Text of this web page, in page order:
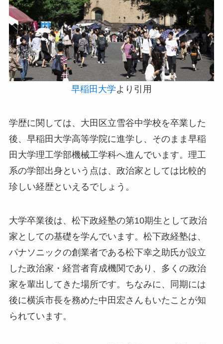
早稲田大学より引用
学歴に関しては、大田区立雪谷中学校を卒業した
後、早稲田大学高等学院に進学し、そのまま早稲
田大学理工学部機械工学科へ進んでいます。理工
系の学部出身という点は、政治家としては比較的
珍しい経歴といえるでしょう。
大学卒業後は、松下政経塾の第10期生として政治
家としての基礎を学んでいます。松下政経塾は、
パナソニックの創業者である松下幸之助氏が設立
した政治家・経営者育成機関であり、多くの政治
家を輩出してきた場所です。ちなみに、同期には
後に横浜市長を務めた中田宏さんもいたことが知
られています。